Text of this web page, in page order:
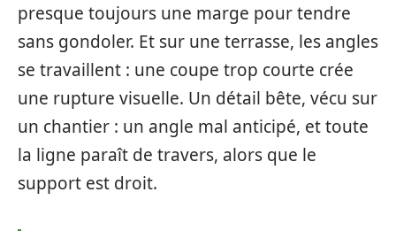
presque toujours une marge pour tendre
sans gondoler. Et sur une terrasse, les angles
se travaillent : une coupe trop courte crée
une rupture visuelle. Un détail bête, vécu sur
un chantier : un angle mal anticipé, et toute
la ligne paraît de travers, alors que le
support est droit.